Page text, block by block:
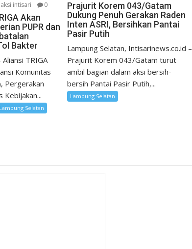
intisari 0
Akan
PUPR dan
Bakter
TRIGA
Komunitas
Pergerakan
Kebijakan...
Lampung Selatan
Prajurit Korem 043/Gatam
Dukung Penuh Gerakan Raden
Inten ASRI, Bersihkan Pantai
Pasir Putih
Lampung Selatan, Intisarinews.co.id –
Prajurit Korem 043/Gatam turut
ambil bagian dalam aksi bersih-
bersih Pantai Pasir Putih,...
Lampung Selatan